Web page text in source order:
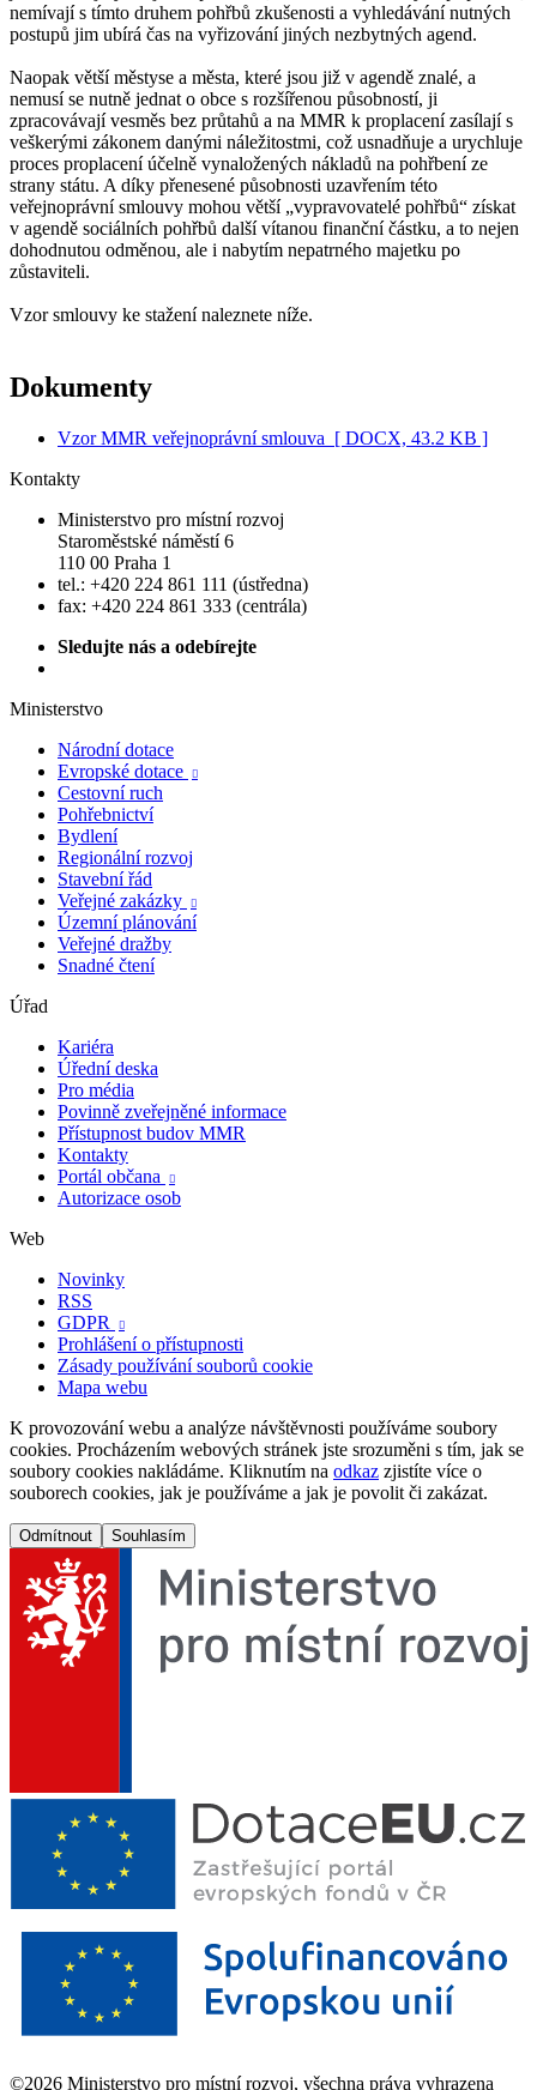
nemívají s tímto druhem pohřbů zkušenosti a vyhledávání nutných
postupů jim ubírá čas na vyřizování jiných nezbytných agend.
Naopak větší městyse a města, které jsou již v agendě znalé, a
nemusí se nutně jednat o obce s rozšířenou působností, ji
zpracovávají vesměs bez průtahů a na MMR k proplacení zasílají s
veškerými zákonem danými náležitostmi, což usnadňuje a urychluje
proces proplacení účelně vynaložených nákladů na pohřbení ze
strany státu. A díky přenesené působnosti uzavřením této
veřejnoprávní smlouvy mohou větší „vypravovatelé pohřbů“ získat
v agendě sociálních pohřbů další vítanou finanční částku, a to nejen
dohodnutou odměnou, ale i nabytím nepatrného majetku po
zůstaviteli.
Vzor smlouvy ke stažení naleznete níže.
Dokumenty
Vzor MMR veřejnoprávní smlouva [ DOCX, 43.2 KB ]
Kontakty
Ministerstvo pro místní rozvoj
Staroměstské náměstí 6
110 00 Praha 1
tel.: +420 224 861 111 (ústředna)
fax: +420 224 861 333 (centrála)
Sledujte nás a odebírejte
Ministerstvo
Národní dotace
Evropské dotace

Cestovní ruch
Pohřebnictví
Bydlení
Regionální rozvoj
Stavební řád
Veřejné zakázky

Územní plánování
Veřejné dražby
Snadné čtení
Úřad
Kariéra
Úřední deska
Pro média
Povinně zveřejněné informace
Přístupnost budov MMR
Kontakty
Portál občana

Autorizace osob
Web
Novinky
RSS
GDPR

Prohlášení o přístupnosti
Zásady používání souborů cookie
Mapa webu
K provozování webu a analýze návštěvnosti používáme soubory
cookies. Procházením webových stránek jste srozuměni s tím, jak se
soubory cookies nakládáme. Kliknutím na odkaz zjistíte více o
souborech cookies, jak je používáme a jak je povolit či zakázat.
Odmítnout Souhlasím
©2026 Ministerstvo pro místní rozvoj, všechna práva vyhrazena